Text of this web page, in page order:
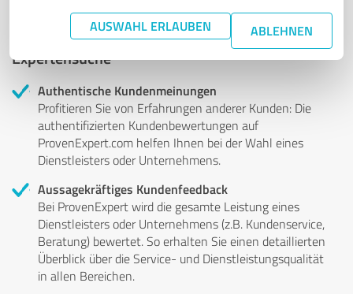
AUSWAHL ERLAUBEN ABLEHNEN
Mehr Transparenz und Sicherheit bei der
Expertensuche
Authentische Kundenmeinungen
Profitieren Sie von Erfahrungen anderer Kunden: Die
authentifizierten Kundenbewertungen auf
ProvenExpert.com helfen Ihnen bei der Wahl eines
Dienstleisters oder Unternehmens.
Aussagekräftiges Kundenfeedback
Bei ProvenExpert wird die gesamte Leistung eines
Dienstleisters oder Unternehmens (z.B. Kundenservice,
Beratung) bewertet. So erhalten Sie einen detaillierten
Überblick über die Service- und Dienstleistungsqualität
in allen Bereichen.